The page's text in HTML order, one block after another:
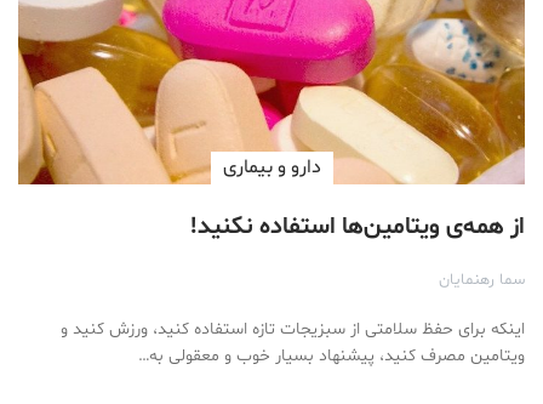
دارو‌ و بیماری
از همه‌ی ویتامین‌ها استفاده نکنید!
سما رهنمایان
اینکه برای حفظ سلامتی از سبزیجات تازه استفاده کنید، ورزش کنید و
ویتامین مصرف کنید، پیشنهاد بسیار خوب و معقولی به…